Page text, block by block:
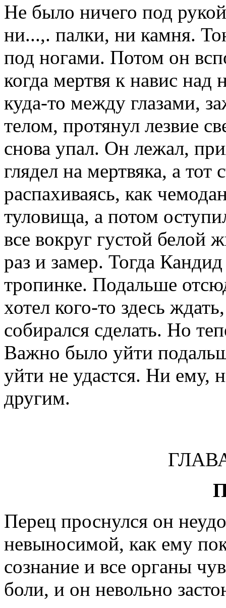
Не было ничего под
ни...,. палки, ни камня.
под ногами. Потом он
когда мертвя к навис над
куда-то между глазами,
телом, протянул лезвие
снова упал. Он лежал,
глядел на мертвяка, а тот
распахиваясь, как
туловища, а потом
все вокруг густой белой
раз и замер. Тогда
тропинке. Подальше
хотел кого-то здесь
собирался сделать. Но
Важно было уйти
уйти не удастся. Ни
другим.
Перец проснулся он
невыносимой, как ему
сознание и все органы
боли, и он невольно